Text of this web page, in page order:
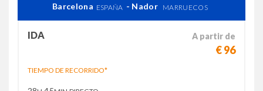
Barcelona ESPAÑA - Nador MARRUECOS
IDA A partir de
€ 96
TIEMPO DE RECORRIDO*